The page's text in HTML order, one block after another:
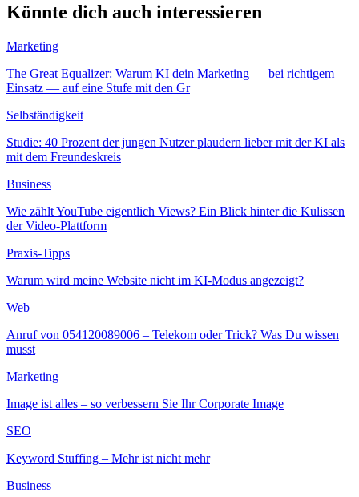
Könnte dich auch interessieren
Marketing
The Great Equalizer: Warum KI dein Marketing — bei richtigem
Einsatz — auf eine Stufe mit den Gr
Selbständigkeit
Studie: 40 Prozent der jungen Nutzer plaudern lieber mit der KI als
mit dem Freundeskreis
Business
Wie zählt YouTube eigentlich Views? Ein Blick hinter die Kulissen
der Video-Plattform
Praxis-Tipps
Warum wird meine Website nicht im KI-Modus angezeigt?
Web
Anruf von 054120089006 – Telekom oder Trick? Was Du wissen
musst
Marketing
Image ist alles – so verbessern Sie Ihr Corporate Image
SEO
Keyword Stuffing – Mehr ist nicht mehr
Business